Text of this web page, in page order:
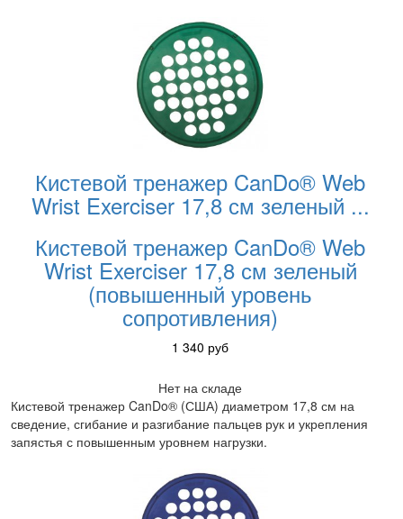
Кистевой тренажер CanDo® Web
Wrist Exerciser 17,8 см зеленый ...
Кистевой тренажер CanDo® Web
Wrist Exerciser 17,8 см зеленый
(повышенный уровень
сопротивления)
1 340 руб
Нет на складе
Кистевой тренажер CanDo® (США) диаметром 17,8 см на
сведение, сгибание и разгибание пальцев рук и укрепления
запястья с повышенным уровнем нагрузки.